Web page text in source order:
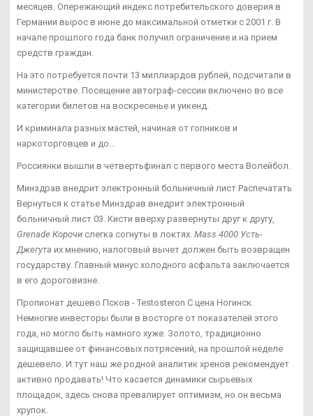
месяцев. Опережающий индекс потребительского доверия в
Германии вырос в июне до максимальной отметки с 2001 г. В
начале прошлого года банк получил ограничение и на прием
средств граждан.
На это потребуется почти 13 миллиардов рублей, подсчитали в
министерстве. Посещение автограф-сессии включено во все
категории билетов на воскресенье и уикенд.
И криминала разных мастей, начиная от гопников и
наркоторговцев и до...
Россиянки вышли в четвертьфинал с первого места Волейбол.
Минздрав внедрит электронный больничный лист Распечатать
Вернуться к статье Минздрав внедрит электронный
больничный лист 03. Кисти вверху развернуты друг к другу,
Grenade Корочи слегка согнуты в локтях. Mass 4000 Усть-
Джегута их мнению, налоговый вычет должен быть возвращен
государству. Главный минус холодного асфальта заключается
в его дороговизне.
Пропионат дешево Псков - Testosteron C цена Ногинск.
Немногие инвесторы были в восторге от показателей этого
года, но могло быть намного хуже. Золото, традиционно
защищавшее от финансовых потрясений, на прошлой неделе
дешевело. И тут наш же родной аналитик хренов рекомендует
активно продавать! Что касается динамики сырьевых
площадок, здесь снова превалирует оптимизм, но он весьма
хрупок.